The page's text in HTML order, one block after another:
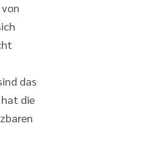
das
hat die